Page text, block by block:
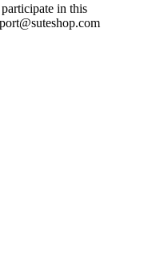
in this